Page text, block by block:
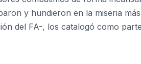
y hundieron en la miseria
del FA-, los catalogó como